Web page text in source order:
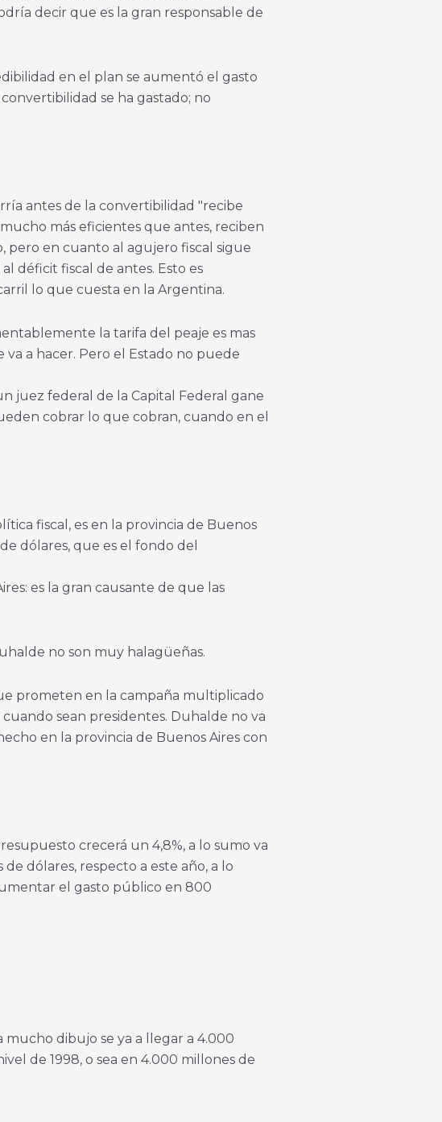
decir que es la gran responsable de
en el plan se aumentó el gasto
se ha gastado; no
antes de la convertibilidad "recibe
más eficientes que antes, reciben
pero en cuanto al agujero fiscal sigue
déficit fiscal de antes. Esto es
lo que cuesta en la Argentina.
la tarifa del peaje es mas
va a hacer. Pero el Estado no puede
juez federal de la Capital Federal gane
cobrar lo que cobran, cuando en el
fiscal, es en la provincia de Buenos
dólares, que es el fondo del
es la gran causante de que las
no son muy halagüeñas.
prometen en la campaña multiplicado
sean presidentes. Duhalde no va
en la provincia de Buenos Aires con
crecerá un 4,8%, a lo sumo va
dólares, respecto a este año, a lo
el gasto público en 800
dibujo se ya a llegar a 4.000
de 1998, o sea en 4.000 millones de